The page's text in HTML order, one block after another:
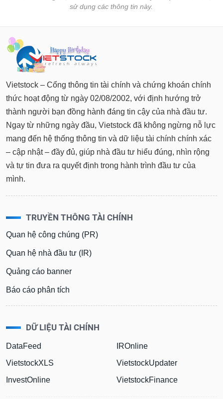
sử dụng các thông tin này.
Vietstock – Cổng thông tin tài chính và chứng khoán chính
thức hoạt động từ ngày 02/08/2002, với định hướng trở
thành người bạn đồng hành đáng tin cậy của nhà đầu tư.
Ngay từ những ngày đầu, Vietstock đã không ngừng nỗ lực
mang đến hệ thống thông tin và dữ liệu tài chính chính xác
– cập nhật – đầy đủ, giúp nhà đầu tư hiểu đúng, nhìn rộng
và tự tin đưa ra quyết định trong hành trình đầu tư của
mình.
TRUYỀN THÔNG TÀI CHÍNH
Quan hệ công chúng (PR)
Quan hệ nhà đầu tư (IR)
Quảng cáo banner
Báo cáo phân tích
DỮ LIỆU TÀI CHÍNH
DataFeed
VietstockXLS
InvestOnline
IROnline
VietstockUpdater
VietstockFinance